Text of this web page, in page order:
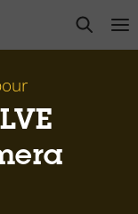
open